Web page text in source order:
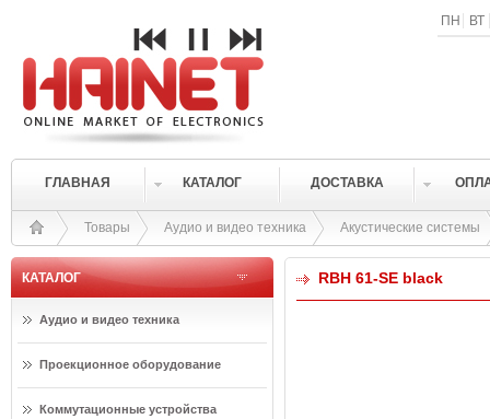
ПН ВТ
ГЛАВНАЯ КАТАЛОГ ДОСТАВКА
Товары Аудио и видео техника Акустические системы
КАТАЛОГ
Аудио и видео техника
Проекционное оборудование
Коммутационные устройства
RBH 61-SE black